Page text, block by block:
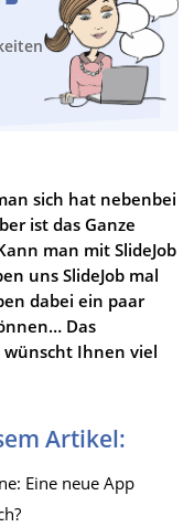
sich hat nebenbei
ist das Ganze
man mit SlideJob
uns SlideJob mal
dabei ein paar
Das
Ihnen viel
Artikel:
Eine neue App